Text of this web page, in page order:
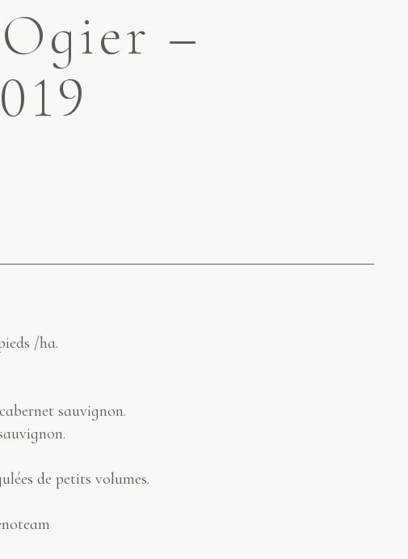
–
/ha.
sauvignon.
de petits volumes.